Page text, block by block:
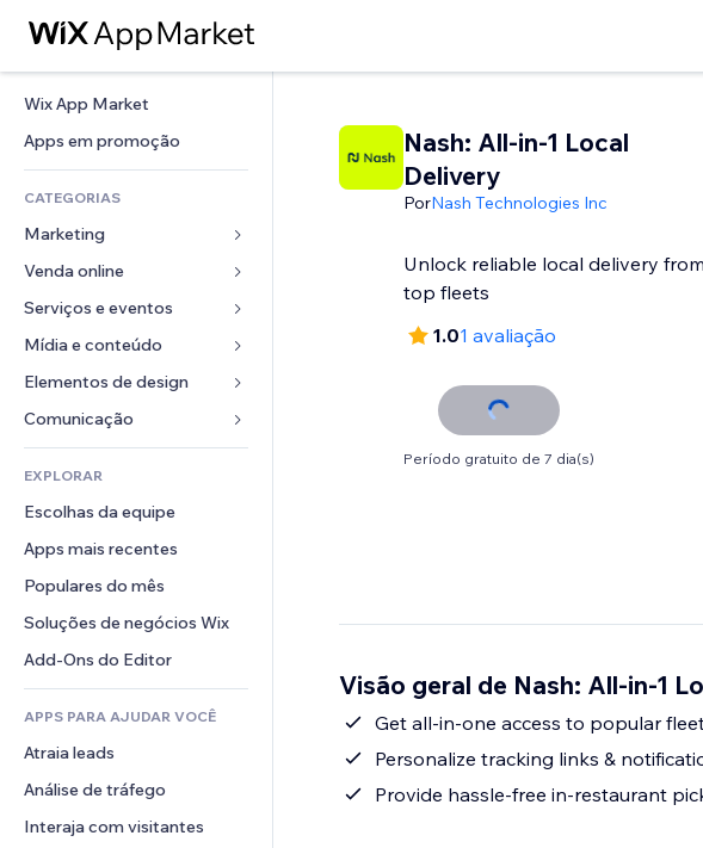
Wix App Market
Apps em promoção
CATEGORIAS
Marketing
Anúncios
Mobile
Análises
Listas do site
Email
Venda online
Apps para lojas
Frete e entrega
Botões de venda
Contabilidade
Cupons e fidelidade
Soluções de armazenamento
Serviços e eventos
Hotéis
Eventos
Restaurantes
Imobiliária
Meus agendamentos
Mídia e conteúdo
Galeria
Músicas
Podcasts
Fotografia
Vídeo
PDF
Compartilhamento de arquivos
Notícias
Elementos de design
Mapas e navegação
Privacidade e segurança
Relógio
Templates de página
Efeitos de imagem
Botões e menus
Banners e selos
Calculadoras
Busca
Previsão do tempo
Tabelas e gráficos
Formulários
Enquetes
Chat
Comentários
Telefone
Comunidade
Avaliações e depoimentos
CRM
EXPLORAR
Escolhas da equipe
Apps mais recentes
Populares do mês
Soluções de negócios Wix
Add-Ons do Editor
APPS PARA AJUDAR VOCÊ
Atraia leads
Análise de tráfego
Interaja com visitantes
Nash: All-in-1 Local
Delivery
PorNash Technologies Inc
Unlock reliable local delivery from
top fleets
1.01 avaliação
Período gratuito de 7 dia(s)
Visão geral de Nash: All-in-1
Get all-in-one access to popular
Personalize tracking links &
Provide hassle-free in-restaurant